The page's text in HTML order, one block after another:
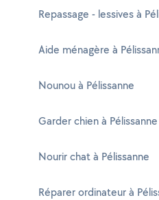
Repassage - lessives à
Aide ménagère à
Nounou à Pélissanne
Garder chien à Pélissanne
Nourir chat à Pélissanne
Réparer ordinateur à